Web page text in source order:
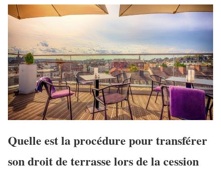
Quelle est la procédure pour transférer
son droit de terrasse lors de la cession